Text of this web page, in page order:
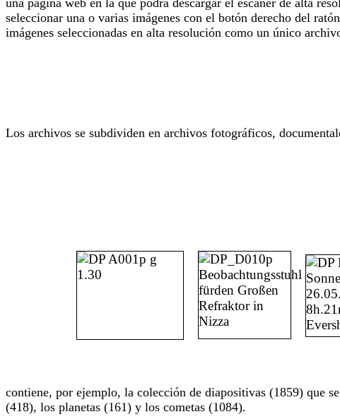
seleccionar una o varias imágenes con el botón derecho del
imágenes seleccionadas en alta resolución como un único
Los archivos se subdividen en archivos fotográficos,
contiene, por ejemplo, la colección de diapositivas (1859) que
(418), los planetas (161) y los cometas (1084).